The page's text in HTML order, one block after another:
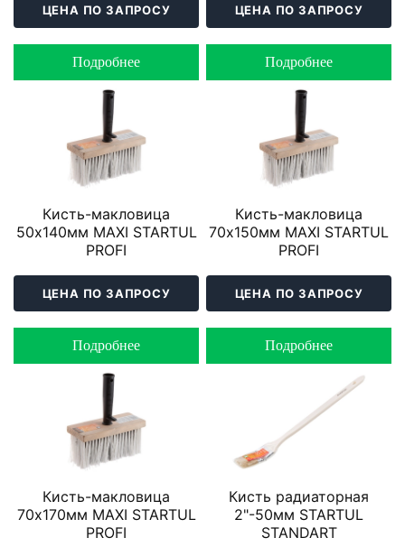
ЦЕНА ПО ЗАПРОСУ
Подробнее
ЦЕНА ПО ЗАПРОСУ
Подробнее
Кисть-макловица
50х140мм MAXI STARTUL
PROFI
ЦЕНА ПО ЗАПРОСУ
Подробнее
Кисть-макловица
70х150мм MAXI STARTUL
PROFI
ЦЕНА ПО ЗАПРОСУ
Подробнее
Кисть-макловица
70х170мм MAXI STARTUL
PROFI
Кисть радиаторная
2"-50мм STARTUL
STANDART